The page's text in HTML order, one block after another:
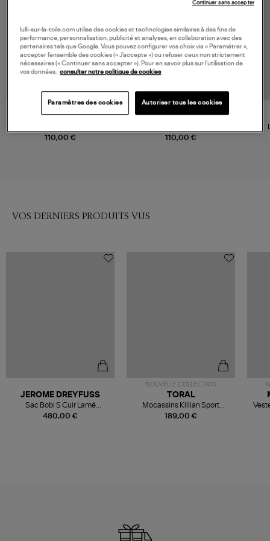
110,00 €
ARIZONA LOVE
110,00 €
ARIZONA LOVE
VOS DERNIERS PRODUITS VUS
480,00 €
JEROME DREYFUSS
Sac Bobi S Cuir Lamé
Champagne
NOUVELLE COLLECTION
189,00 €
TORAL
Mocassins Killian Sport
Mousse
lulli-sur-la-toile.com utilise des cookies et technologies similaires à des fins de
performance, personnalisation, publicité et analyses, en collaboration avec des
partenaires tels que Google. Vous pouvez configurer vos choix via « Paramétrer »,
accepter l’ensemble des cookies (« J’accepte ») ou refuser ceux non strictement
nécessaires (« Continuer sans accepter »). Pour en savoir plus sur l’utilisation de
vos données, consulter notre politique de cookies
Paramètres des cookies Autoriser tous les cookies
Continuer sans accepter